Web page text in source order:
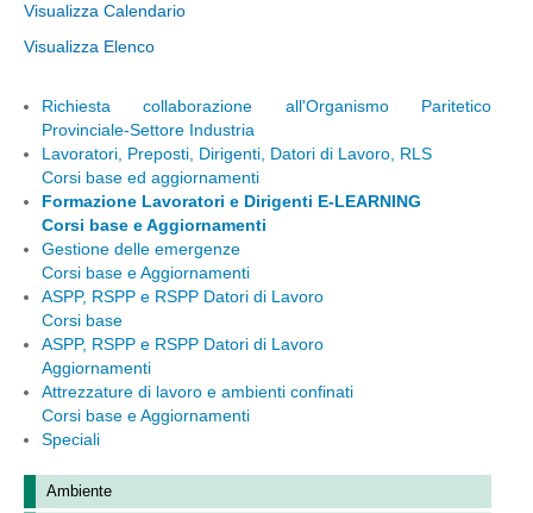
Visualizza Calendario
Visualizza Elenco
Richiesta collaborazione all'Organismo Paritetico
Provinciale-Settore Industria
Lavoratori, Preposti, Dirigenti, Datori di Lavoro, RLS
Corsi base ed aggiornamenti
Formazione Lavoratori e Dirigenti E-LEARNING
Corsi base e Aggiornamenti
Gestione delle emergenze
Corsi base e Aggiornamenti
ASPP, RSPP e RSPP Datori di Lavoro
Corsi base
ASPP, RSPP e RSPP Datori di Lavoro
Aggiornamenti
Attrezzature di lavoro e ambienti confinati
Corsi base e Aggiornamenti
Speciali
Ambiente